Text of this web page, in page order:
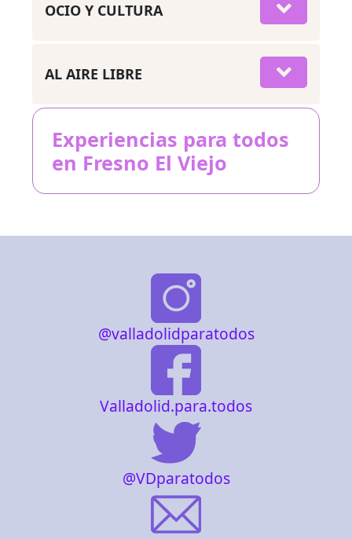
OCIO Y CULTURA
AL AIRE LIBRE
Experiencias para todos
en Fresno El Viejo
@valladolidparatodos
Valladolid.para.todos
@VDparatodos